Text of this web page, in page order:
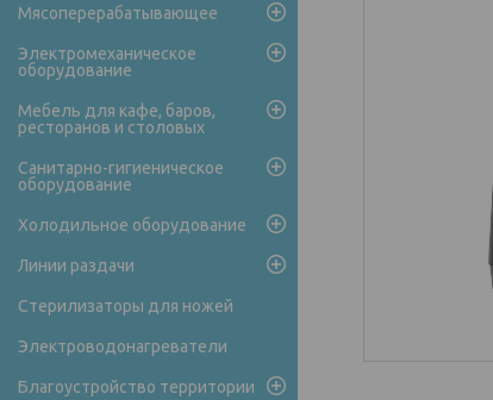
Мясоперерабатывающее
Электромеханическое
оборудование
Мебель для кафе, баров,
ресторанов и столовых
Санитарно-гигиеническое
оборудование
Холодильное оборудование
Линии раздачи
Стерилизаторы для ножей
Электроводонагреватели
Благоустройство территории